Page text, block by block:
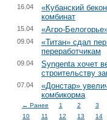
«Кубанский
комбинат
16.04
«Агро-
15.04
«Титан» сдал
переработчикам
09.04
Syngenta хочет
строительству
09.04
«Донстар»
комбикорма
07.04
← Ранее 1 2
3
10
11 12 13
14